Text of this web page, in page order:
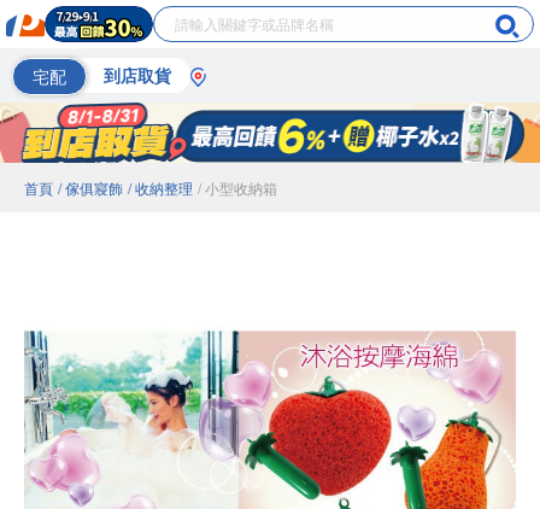
宅配 到店取貨
首頁 / 傢俱寢飾 / 收納整理 / 小型收納箱